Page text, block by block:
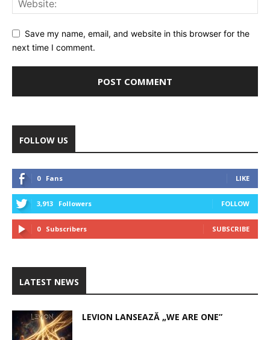
Save my name, email, and website in this browser for the
next time I comment.
FOLLOW US
0 Fans LIKE
3,913 Followers FOLLOW
0 Subscribers SUBSCRIBE
LATEST NEWS
LEVION LANSEAZĂ „WE ARE ONE”